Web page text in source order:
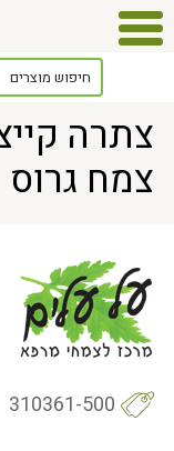
> צתרה קייצית
צתרה
צמח גרוס –
310361-500